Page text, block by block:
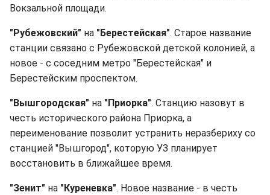
Вокзальной площади.
"Рубежовский" на "Берестейская". Старое название
станции связано с Рубежовской детской колонией, а
новое - с соседним метро "Берестейская" и
Берестейским проспектом.
"Вышгородская" на "Приорка". Станцию назовут в
честь исторического района Приорка, а
переименование позволит устранить неразбериху со
станцией "Вышгород", которую УЗ планирует
восстановить в ближайшее время.
"Зенит" на "Куреневка". Новое название - в честь